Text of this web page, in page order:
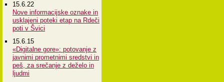
15.6.22
Nove informacijske oznake in
usklajeni poteki etap na Rdeči
poti v Švici
15.6.15
«Digitalne gore»: potovanje z
javnimi prometnimi sredstvi in
peš, za srečanje z deželo in
ljudmi